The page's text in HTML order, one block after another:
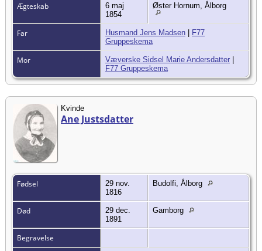
Ægteskab
6 maj
1854
Øster Hornum, Ålborg
Far Husmand Jens Madsen
F77
Gruppeskema
Mor Væverske Sidsel Marie Andersdatter
F77 Gruppeskema
Kvinde
Ane Justsdatter
Fødsel
29 nov.
1816
Budolfi, Ålborg
Død
29 dec.
1891
Gamborg
Begravelse